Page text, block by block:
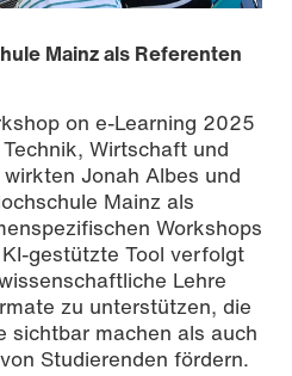
Foto: @punctum |
Mainz als Referenten
on e-Learning 2025
Wirtschaft und
Jonah Albes und
Mainz als
Workshops
gestützte Tool verfolgt
Lehre
zu unterstützen, die
sichtbar machen als auch
Studierenden fördern.